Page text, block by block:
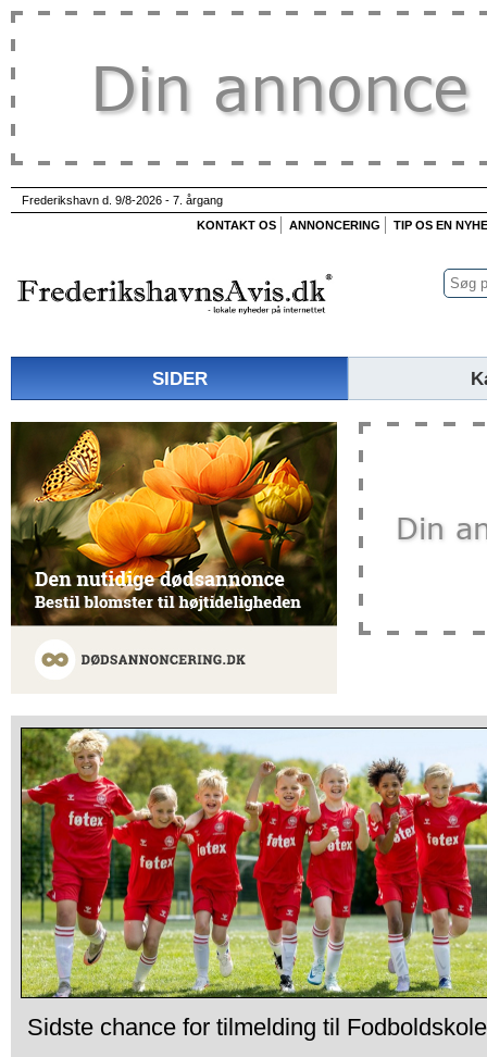
Frederikshavn d. 9/8-2026 - 7. årgang
KONTAKT OS
ANNONCERING TIP OS EN
SIDER
Sidste chance for tilmelding til Fodboldskole